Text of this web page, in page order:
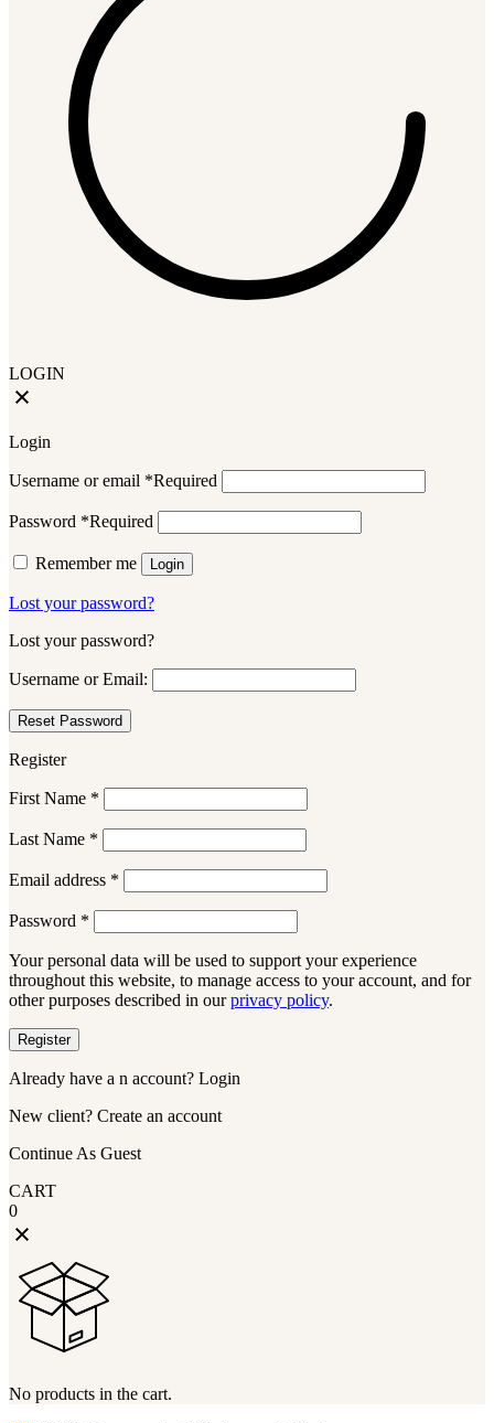
LOGIN
Login
Username or email *Required
Password *Required
Remember me Login
Lost your password?
Lost your password?
Username or Email:
Register
First Name *
Last Name *
Email address *
Password *
Your personal data will be used to support your experience
throughout this website, to manage access to your account, and for
other purposes described in ourprivacy policy.
Register
Already have a n account? Login
New client? Create an account
Continue As Guest
CART
0
No products in the cart.